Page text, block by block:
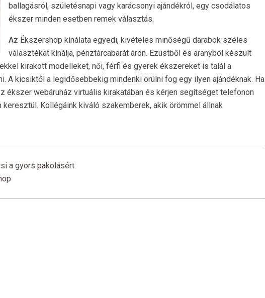
ballagásról, születésnapi vagy karácsonyi ajándékról, egy csodálatos
ékszer minden esetben remek választás.
Az Ékszershop kínálata egyedi, kivételes minőségű darabok széles
választékát kínálja, pénztárcabarát áron. Ezüstből és aranyból készült
kirakott modelleket, női, férfi és gyerek ékszereket is talál a
A kicsiktől a legidősebbekig mindenki örülni fog egy ilyen ajándéknak. Ha
ékszer webáruház virtuális kirakatában és kérjen segítséget telefonon
Kollégáink kiváló szakemberek, akik örömmel állnak
a gyors pakolásért